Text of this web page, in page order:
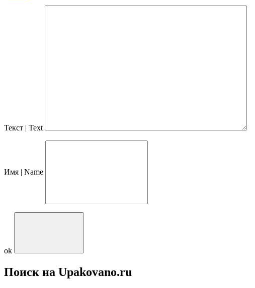
Текст | Text
Имя | Name
ok
Поиск на Upakovano.ru